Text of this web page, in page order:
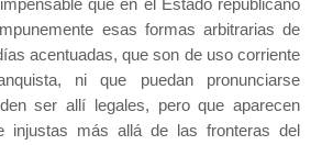
que en el Estado republicano
esas formas arbitrarias de
acentuadas, que son de uso corriente
ni que puedan pronunciarse
ser allí legales, pero que aparecen
injustas más allá de las fronteras del